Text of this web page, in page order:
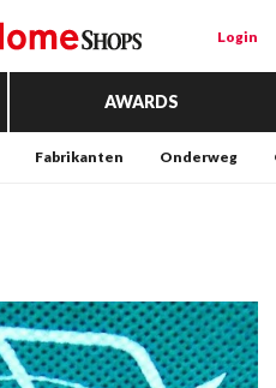
Login
AWARDS
Fabrikanten Onderweg